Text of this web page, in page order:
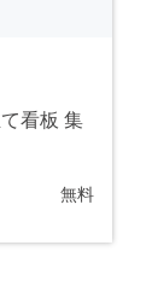
看板 集
無料